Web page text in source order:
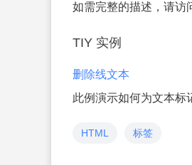
如需完整的描述，请访
TIY 实例
删除线文本
此例演示如何为文本标
HTML 标签